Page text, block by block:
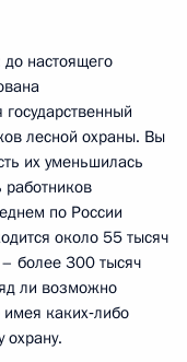
настоящего
лесной охраны. Вы
их уменьшилась
работников
по России
около 55 тысяч
более 300 тысяч
ли возможно
каких‑либо
охрану.